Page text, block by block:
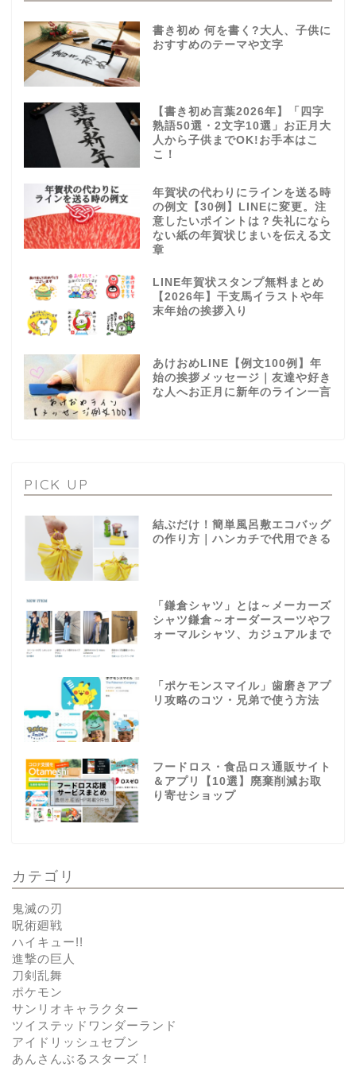
書き初め 何を書く?大人、子供に
おすすめのテーマや文字
【書き初め言葉2026年】「四字
熟語50選・2文字10選」お正月大
人から子供までOK!お手本はこ
こ！
年賀状の代わりにラインを送る時
の例文【30例】LINEに変更。注
意したいポイントは？失礼になら
ない紙の年賀状じまいを伝える文
章
LINE年賀状スタンプ無料まとめ
【2026年】干支馬イラストや年
末年始の挨拶入り
あけおめLINE【例文100例】年
始の挨拶メッセージ｜友達や好き
な人へお正月に新年のライン一言
PICK UP
結ぶだけ！簡単風呂敷エコバッグ
の作り方｜ハンカチで代用できる
「鎌倉シャツ」とは～メーカーズ
シャツ鎌倉～オーダースーツやフ
ォーマルシャツ、カジュアルまで
「ポケモンスマイル」歯磨きアプ
リ攻略のコツ・兄弟で使う方法
フードロス・食品ロス通販サイト
＆アプリ【10選】廃棄削減お取
り寄せショップ
カテゴリ
鬼滅の刃
呪術廻戦
ハイキュー!!
進撃の巨人
刀剣乱舞
ポケモン
サンリオキャラクター
ツイステッドワンダーランド
アイドリッシュセブン
あんさんぶるスターズ！